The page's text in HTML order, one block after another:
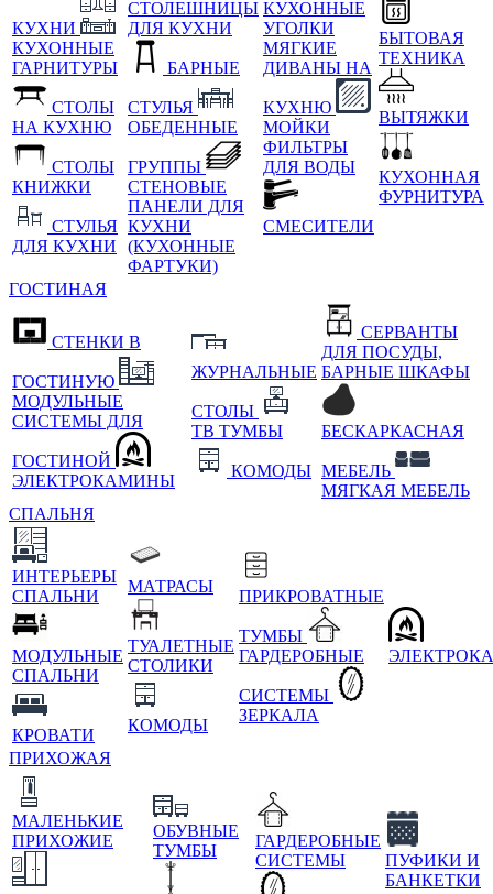
КУХНИ
КУХОННЫЕ
ГАРНИТУРЫ
СТОЛЫ
НА КУХНЮ
СТОЛЫ
КНИЖКИ
СТУЛЬЯ
ДЛЯ КУХНИ
СТОЛЕШНИЦЫ
ДЛЯ КУХНИ
БАРНЫЕ
СТУЛЬЯ
ОБЕДЕННЫЕ
ГРУППЫ
СТЕНОВЫЕ
ПАНЕЛИ ДЛЯ
КУХНИ
(КУХОННЫЕ
ФАРТУКИ)
КУХОННЫЕ
УГОЛКИ
МЯГКИЕ
ДИВАНЫ НА
КУХНЮ
МОЙКИ
ФИЛЬТРЫ
ДЛЯ ВОДЫ
СМЕСИТЕЛИ
БЫТОВАЯ
ТЕХНИКА
ВЫТЯЖКИ
КУХОННАЯ
ФУРНИТУРА
ГОСТИНАЯ
СТЕНКИ В
ГОСТИНУЮ
МОДУЛЬНЫЕ
СИСТЕМЫ ДЛЯ
ГОСТИНОЙ
ЭЛЕКТРОКАМИНЫ
ЖУРНАЛЬНЫЕ
СТОЛЫ
ТВ ТУМБЫ
КОМОДЫ
СЕРВАНТЫ
ДЛЯ ПОСУДЫ,
БАРНЫЕ ШКАФЫ
БЕСКАРКАСНАЯ
МЕБЕЛЬ
МЯГКАЯ МЕБЕЛЬ
СПАЛЬНЯ
ИНТЕРЬЕРЫ
СПАЛЬНИ
МОДУЛЬНЫЕ
СПАЛЬНИ
КРОВАТИ
МАТРАСЫ
ТУАЛЕТНЫЕ
СТОЛИКИ
КОМОДЫ
ПРИКРОВАТНЫЕ
ТУМБЫ
ГАРДЕРОБНЫЕ
СИСТЕМЫ
ЗЕРКАЛА
ПРИХОЖАЯ
МАЛЕНЬКИЕ
ПРИХОЖИЕ
ОБУВНЫЕ
ТУМБЫ
ГАРДЕРОБНЫЕ
СИСТЕМЫ
ПУФИКИ И
БАНКЕТКИ